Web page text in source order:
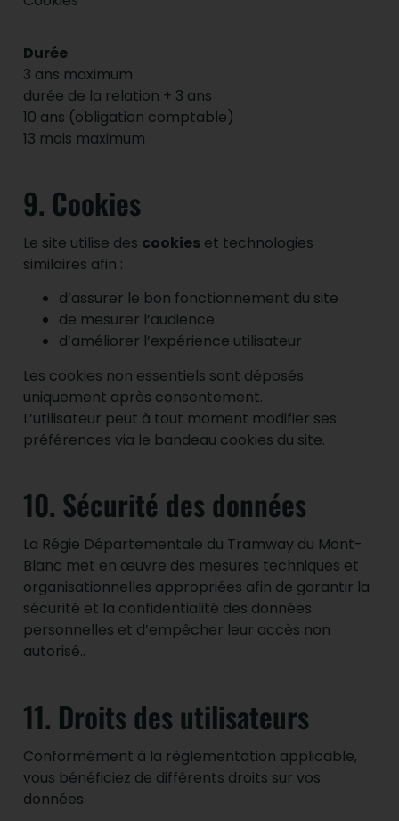
Durée
3 ans maximum
durée de la relation + 3 ans
10 ans (obligation comptable)
13 mois maximum
9. Cookies
Le site utilise des cookies et technologies
similaires afin :
d’assurer le bon fonctionnement du site
de mesurer l’audience
d’améliorer l’expérience utilisateur
Les cookies non essentiels sont déposés
uniquement après consentement.
L’utilisateur peut à tout moment modifier ses
préférences via le bandeau cookies du site.
10. Sécurité des données
La Régie Départementale du Tramway du Mont-
Blanc met en œuvre des mesures techniques et
organisationnelles appropriées afin de garantir la
sécurité et la confidentialité des données
personnelles et d’empêcher leur accès non
autorisé..
11. Droits des utilisateurs
Conformément à la règlementation applicable,
vous bénéficiez de différents droits sur vos
données.